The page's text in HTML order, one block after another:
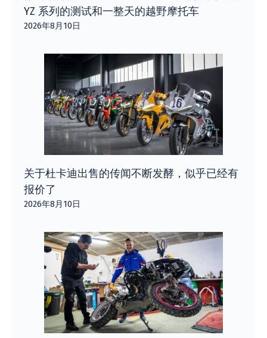
YZ 系列的测试和一整天的越野摩托车
2026年8月10日
关于杜卡迪出售的传闻不断发酵，似乎已经有
报价了
2026年8月10日